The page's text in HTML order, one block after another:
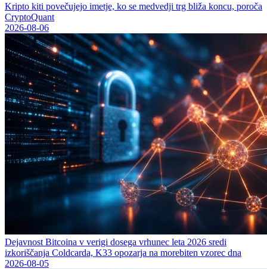
Kripto kiti povečujejo imetje, ko se medvedji trg bliža koncu, poroča
CryptoQuant
2026-08-06
Dejavnost Bitcoina v verigi dosega vrhunec leta 2026 sredi
izkoriščanja Coldcarda, K33 opozarja na morebiten vzorec dna
2026-08-05